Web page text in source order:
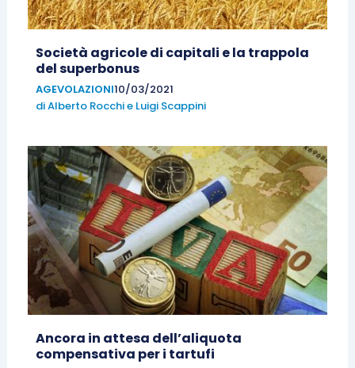
Società agricole di capitali e la trappola
del superbonus
AGEVOLAZIONI10/03/2021
diAlberto Rocchie Luigi Scappini
Ancora in attesa dell’aliquota
compensativa per i tartufi